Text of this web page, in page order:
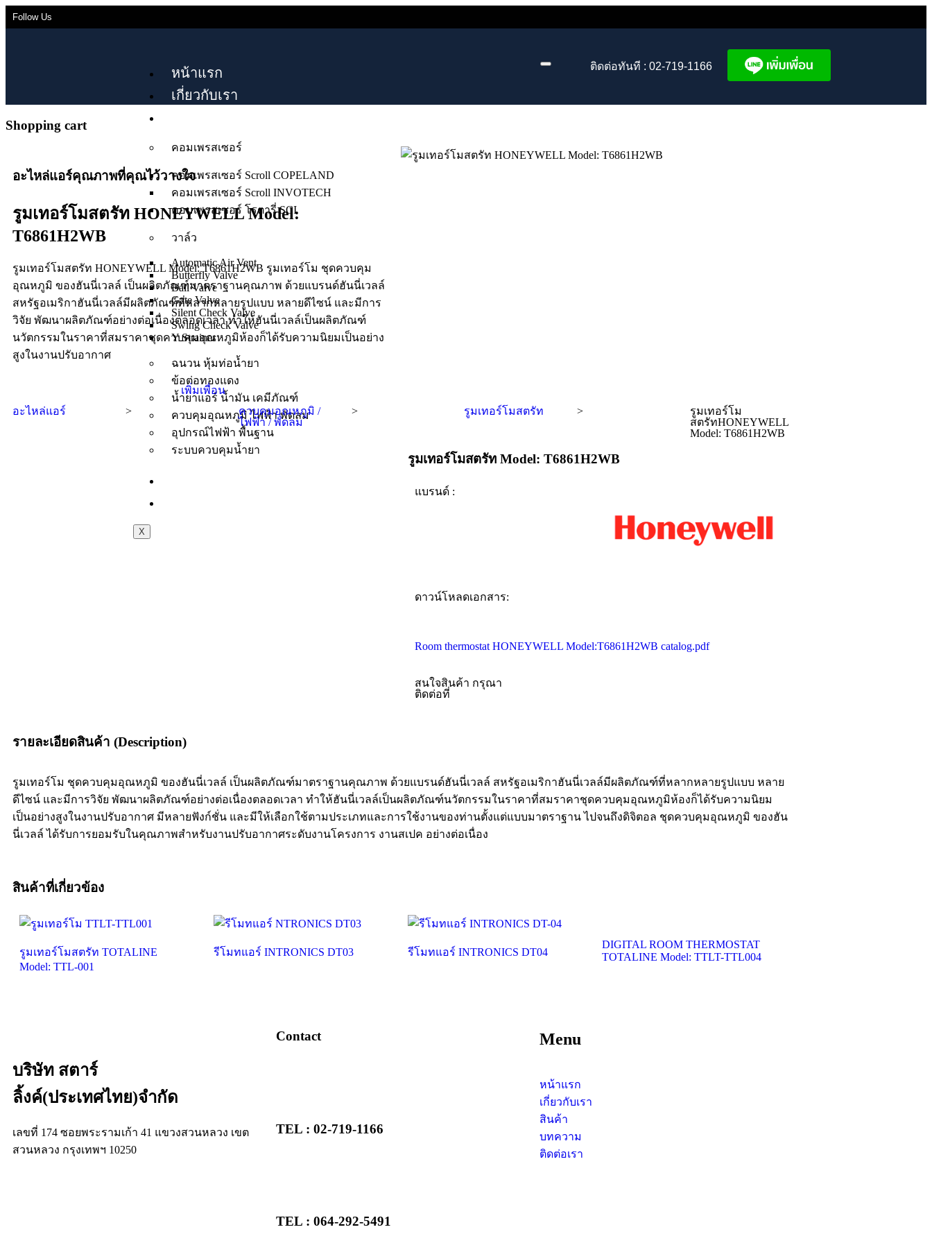
Follow Us
หน้าแรก
เกี่ยวกับเรา
คอมเพรสเซอร์
คอมเพรสเซอร์ Scroll COPELAND
คอมเพรสเซอร์ Scroll INVOTECH
คอมเพรสเซอร์ โรตารี่ SCI
วาล์ว
Automatic Air Vent
Butterfly Valve
Ball Valve
Gate Valve
Silent Check Valve
Swing Check Valve
Y Strainer
ฉนวน หุ้มท่อน้ำยา
ข้อต่อทองแดง
น้ำยาแอร์ น้ำมัน เคมีภัณฑ์
ควบคุมอุณหภูมิ ไฟฟ้า พัดลม
อุปกรณ์ไฟฟ้า พื้นฐาน
ระบบควบคุมน้ำยา
X
ติดต่อทันที : 02-719-1166
Shopping cart
อะไหล่แอร์คุณภาพที่คุณไว้วางใจ
รูมเทอร์โมสตรัท HONEYWELL Model:
T6861H2WB
รูมเทอร์โมสตรัท HONEYWELL Model: T6861H2WB รูมเทอร์โม ชุดควบคุม
อุณหภูมิ ของฮันนี่เวลล์ เป็นผลิตภัณฑ์มาตราฐานคุณภาพ ด้วยแบรนด์ฮันนี่เวลล์
สหรัฐอเมริกาฮันนี่เวลล์มีผลิตภัณฑ์ที่หลากหลายรูปแบบ หลายดีไซน์ และมีการ
วิจัย พัฒนาผลิตภัณฑ์อย่างต่อเนื่องตลอดเวลา ทำให้ฮันนี่เวลล์เป็นผลิตภัณฑ์
นวัตกรรมในราคาที่สมราคาชุดควบคุมอุณหภูมิห้องก็ได้รับความนิยมเป็นอย่าง
สูงในงานปรับอากาศ
เพิ่มเพื่อน
อะไหล่แอร์
>
ควบคุมอุณหภูมิ /
ไฟฟ้า / พัดลม
> รูมเทอร์โมสตรัท >
รูมเทอร์โม
สตรัทHONEYWELL
Model: T6861H2WB
รูมเทอร์โมสตรัท Model: T6861H2WB
แบรนด์ :
ดาวน์โหลดเอกสาร:
Room thermostat HONEYWELL Model:T6861H2WB catalog.pdf
สนใจสินค้า กรุณา
ติดต่อที่
รายละเอียดสินค้า (Description)
รูมเทอร์โม ชุดควบคุมอุณหภูมิ ของฮันนี่เวลล์ เป็นผลิตภัณฑ์มาตราฐานคุณภาพ ด้วยแบรนด์ฮันนี่เวลล์ สหรัฐอเมริกาฮันนี่เวลล์มีผลิตภัณฑ์ที่หลากหลายรูปแบบ หลาย
ดีไซน์ และมีการวิจัย พัฒนาผลิตภัณฑ์อย่างต่อเนื่องตลอดเวลา ทำให้ฮันนี่เวลล์เป็นผลิตภัณฑ์นวัตกรรมในราคาที่สมราคาชุดควบคุมอุณหภูมิห้องก็ได้รับความนิยม
เป็นอย่างสูงในงานปรับอากาศ มีหลายฟังก์ชั่น และมีให้เลือกใช้ตามประเภทและการใช้งานของท่านตั้งแต่แบบมาตราฐาน ไปจนถึงดิจิตอล ชุดควบคุมอุณหภูมิ ของฮัน
นี่เวลล์ ได้รับการยอมรับในคุณภาพสำหรับงานปรับอากาศระดับงานโครงการ งานสเปค อย่างต่อเนื่อง
สินค้าที่เกี่ยวข้อง
รูมเทอร์โมสตรัท TOTALINE
Model: TTL-001
รีโมทแอร์ INTRONICS DT03 รีโมทแอร์ INTRONICS DT04
DIGITAL ROOM THERMOSTAT
TOTALINE Model: TTLT-TTL004
บริษัท สตาร์
ลิ้งค์(ประเทศไทย)จำกัด
เลขที่ 174 ซอยพระรามเก้า 41 แขวงสวนหลวง เขต
สวนหลวง กรุงเทพฯ 10250
Contact
TEL : 02-719-1166
TEL : 064-292-5491
Menu
หน้าแรก
เกี่ยวกับเรา
สินค้า
บทความ
ติดต่อเรา